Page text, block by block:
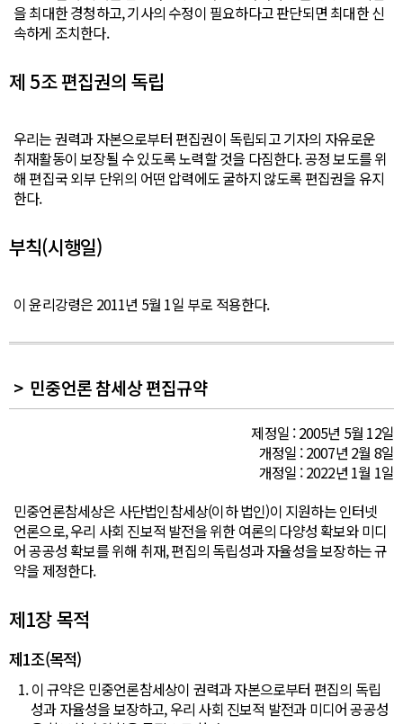
을 최대한 경청하고, 기사의 수정이 필요하다고 판단되면 최대한 신
속하게 조치한다.
제 5조 편집권의 독립
우리는 권력과 자본으로부터 편집권이 독립되고 기자의 자유로운
취재활동이 보장될 수 있도록 노력할 것을 다짐한다. 공정 보도를 위
해 편집국 외부 단위의 어떤 압력에도 굴하지 않도록 편집권을 유지
한다.
부칙(시행일)
이 윤리강령은 2011년 5월 1일 부로 적용한다.
민중언론 참세상 편집규약
제정일 : 2005년 5월 12일
개정일 : 2007년 2월 8일
개정일 : 2022년 1월 1일
민중언론참세상은 사단법인참세상(이하 법인)이 지원하는 인터넷
언론으로, 우리 사회 진보적 발전을 위한 여론의 다양성 확보와 미디
어 공공성 확보를 위해 취재, 편집의 독립성과 자율성을 보장하는 규
약을 제정한다.
제1장 목적
제1조(목적)
1. 이 규약은 민중언론참세상이 권력과 자본으로부터 편집의 독립
성과 자율성을 보장하고, 우리 사회 진보적 발전과 미디어 공공성